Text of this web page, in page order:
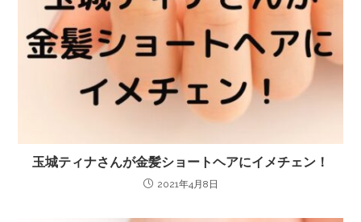
玉城ティナさんが金髪ショートヘアにイメチェン！
2021年4月8日